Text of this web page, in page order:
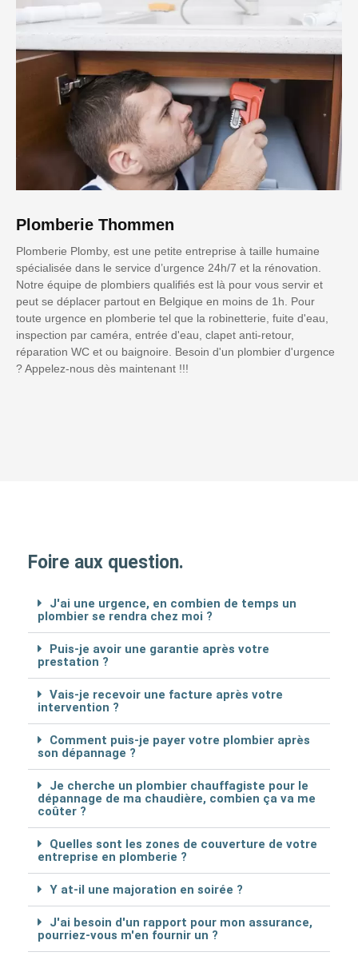
Plomberie Thommen
Plomberie Plomby, est une petite entreprise à taille humaine
spécialisée dans le service d’urgence 24h/7 et la rénovation.
Notre équipe de plombiers qualifiés est là pour vous servir et
peut se déplacer partout en Belgique en moins de 1h. Pour
toute urgence en plomberie tel que la robinetterie, fuite d'eau,
inspection par caméra, entrée d'eau, clapet anti-retour,
réparation WC et ou baignoire. Besoin d'un plombier d'urgence
? Appelez-nous dès maintenant !!!
Foire aux question.
J'ai une urgence, en combien de temps un
plombier se rendra chez moi ?
Puis-je avoir une garantie après votre
prestation ?
Vais-je recevoir une facture après votre
intervention ?
Comment puis-je payer votre plombier après
son dépannage ?
Je cherche un plombier chauffagiste pour le
dépannage de ma chaudière, combien ça va me
coûter ?
Quelles sont les zones de couverture de votre
entreprise en plomberie ?
Y at-il une majoration en soirée ?
J'ai besoin d'un rapport pour mon assurance,
pourriez-vous m'en fournir un ?